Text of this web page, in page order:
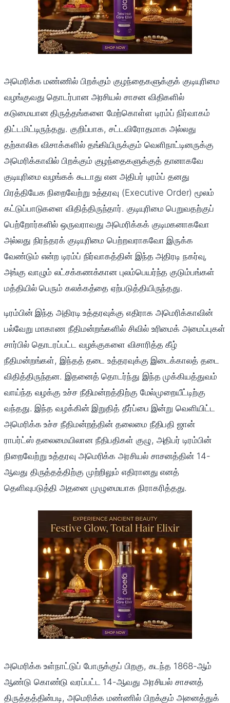
அமெரிக்க மண்ணில் பிறக்கும் குழந்தைகளுக்குக் குடியுரிமை
வழங்குவது தொடர்பான அரசியல் சாசன விதிகளில்
கடுமையான திருத்தங்களை மேற்கொள்ள டிரம்ப் நிர்வாகம்
திட்டமிட்டிருந்தது. குறிப்பாக, சட்டவிரோதமாக அல்லது
தற்காலிக விசாக்களில் தங்கியிருக்கும் வெளிநாட்டினருக்கு
அமெரிக்காவில் பிறக்கும் குழந்தைகளுக்குத் தானாகவே
குடியுரிமை வழங்கக் கூடாது என அதிபர் டிரம்ப் தனது
பிரத்தியேக நிறைவேற்று உத்தரவு (Executive Order) மூலம்
கட்டுப்பாடுகளை விதித்திருந்தார். குடியுரிமை பெறுவதற்குப்
பெற்றோர்களில் ஒருவராவது அமெரிக்கக் குடிமகனாகவோ
அல்லது நிரந்தரக் குடியுரிமை பெற்றவராகவோ இருக்க
வேண்டும் என்ற டிரம்ப் நிர்வாகத்தின் இந்த அதிரடி நகர்வு,
அங்கு வாழும் லட்சக்கணக்கான புலம்பெயர்ந்த குடும்பங்கள்
மத்தியில் பெரும் கலக்கத்தை ஏற்படுத்தியிருந்தது.
டிரம்பின் இந்த அதிரடி உத்தரவுக்கு எதிராக அமெரிக்காவின்
பல்வேறு மாகாண நீதிமன்றங்களில் சிவில் உரிமைக் அமைப்புகள்
சார்பில் தொடரப்பட்ட வழக்குகளை விசாரித்த கீழ்
நீதிமன்றங்கள், இந்தத் தடை உத்தரவுக்கு இடைக்காலத் தடை
விதித்திருந்தன. இதனைத் தொடர்ந்து இந்த முக்கியத்துவம்
வாய்ந்த வழக்கு உச்ச நீதிமன்றத்திற்கு மேல்முறையீட்டிற்கு
வந்தது. இந்த வழக்கின் இறுதித் தீர்ப்பை இன்று வெளியிட்ட
அமெரிக்க உச்ச நீதிமன்றத்தின் தலைமை நீதிபதி ஜான்
ராபர்ட்ஸ் தலைமையிலான நீதிபதிகள் குழு, அதிபர் டிரம்பின்
நிறைவேற்று உத்தரவு அமெரிக்க அரசியல் சாசனத்தின் 14-
ஆவது திருத்தத்திற்கு முற்றிலும் எதிரானது எனத்
தெளிவுபடுத்தி அதனை முழுமையாக நிராகரித்தது.
அமெரிக்க உள்நாட்டுப் போருக்குப் பிறகு, கடந்த 1868-ஆம்
ஆண்டு கொண்டு வரப்பட்ட 14-ஆவது அரசியல் சாசனத்
திருத்தத்தின்படி, அமெரிக்க மண்ணில் பிறக்கும் அனைத்துக்